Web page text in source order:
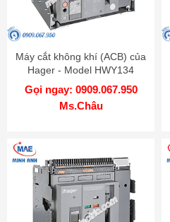
Máy cắt không khí (ACB) của
Hager - Model HWY134
Gọi ngay: 0909.067.950
Ms.Châu